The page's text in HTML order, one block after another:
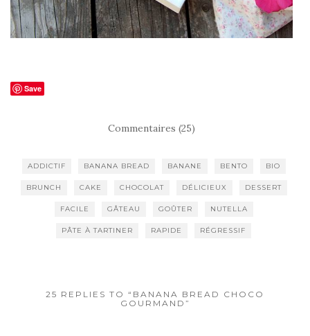
Save
Commentaires (25)
ADDICTIF BANANA BREAD BANANE BENTO BIO
BRUNCH CAKE CHOCOLAT DÉLICIEUX DESSERT
FACILE GÂTEAU GOÛTER NUTELLA
PÂTE À TARTINER RAPIDE RÉGRESSIF
25 REPLIES TO “BANANA BREAD CHOCO
GOURMAND”